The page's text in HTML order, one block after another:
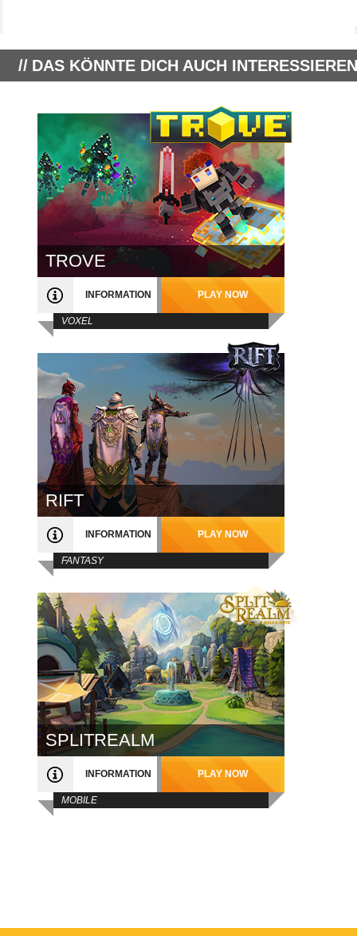
DAS KÖNNTE DICH AUCH
TROVE
INFORMATION PLAY NOW
VOXEL
RIFT
INFORMATION PLAY NOW
FANTASY
SPLITREALM
INFORMATION PLAY NOW
MOBILE